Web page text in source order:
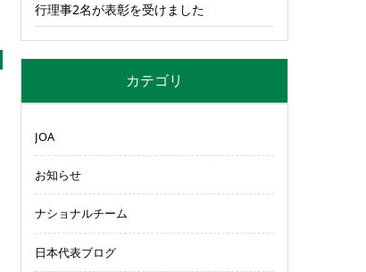
行理事2名が表彰を受けました
カテゴリ
JOA
お知らせ
ナショナルチーム
日本代表ブログ